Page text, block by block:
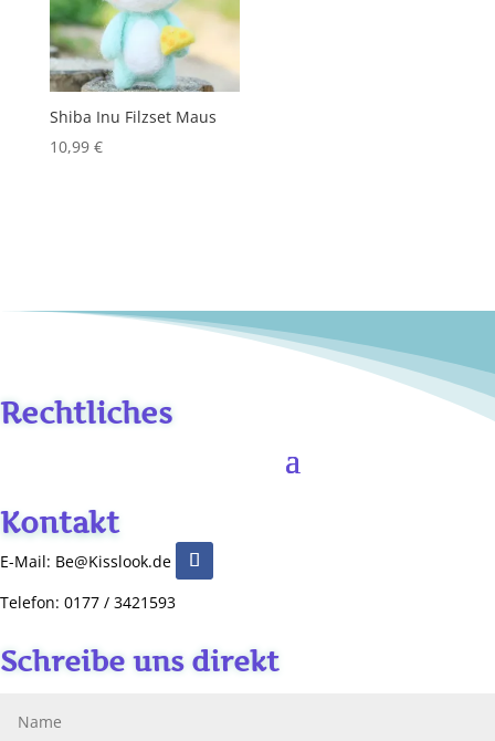
Shiba Inu Filzset Maus
10,99 €
Rechtliches
Kontakt
E-Mail: Be@Kisslook.de
Telefon: 0177 / 3421593
Schreibe uns direkt